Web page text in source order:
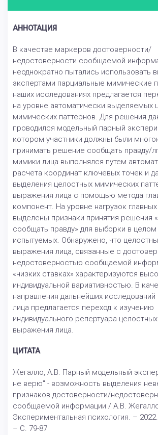
АННОТАЦИЯ
В качестве маркеров достоверности/
недостоверности сообщаемой
неоднократно пытались использовать
экспертами парциальные мимические
наших исследованиях предлагается
на уровне автоматически выделяемых
мимических паттернов. Для решения
проводился модельный парный
котором участники должны были
принимать решение сообщать правду/
мимики лица выполнялся путем
расчета координат ключевых точек и
выделения целостных мимических
выражения лица с помощью метода
компонент. На уровне нагрузок
выделены признаки принятия решения
сообщать правду» для выборки в целом
испытуемых. Обнаружено, что
выражения лица, связанные с
недостоверностью сообщаемой
«низких ставках» характеризуются
индивидуальной вариативностью. В
направления дальнейших
лица предлагается переход к изучению
индивидуального репертуара
выражения лица.
ЦИТАТА
Жегалло, А.В. Парный модельный
не верю" - возможность выделения
признаков достоверности/
сообщаемой информации / А.В.
Экспериментальная психология. –
– С. 79-87